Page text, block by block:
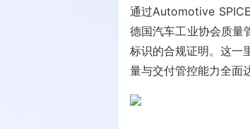
通过Automotive
德国汽车工业协会质量
标识的合规证明。这一
量与交付管控能力全面